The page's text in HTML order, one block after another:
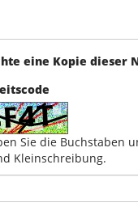
eine Kopie dieser
Sie die Buchstaben
Kleinschreibung.